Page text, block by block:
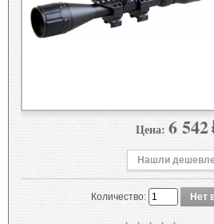
Цена: 6 542
Нашли
Количество: